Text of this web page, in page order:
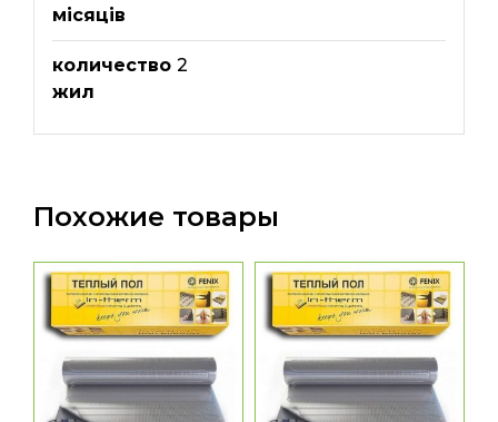
місяців
количество
жил
2
Похожие товары